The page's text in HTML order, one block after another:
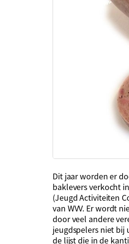
Dit jaar worden er
baklevers verkocht
(Jeugd Activiteiten
van WVV. Er wordt
door veel andere
jeugdspelers niet bij
de lijst die in de